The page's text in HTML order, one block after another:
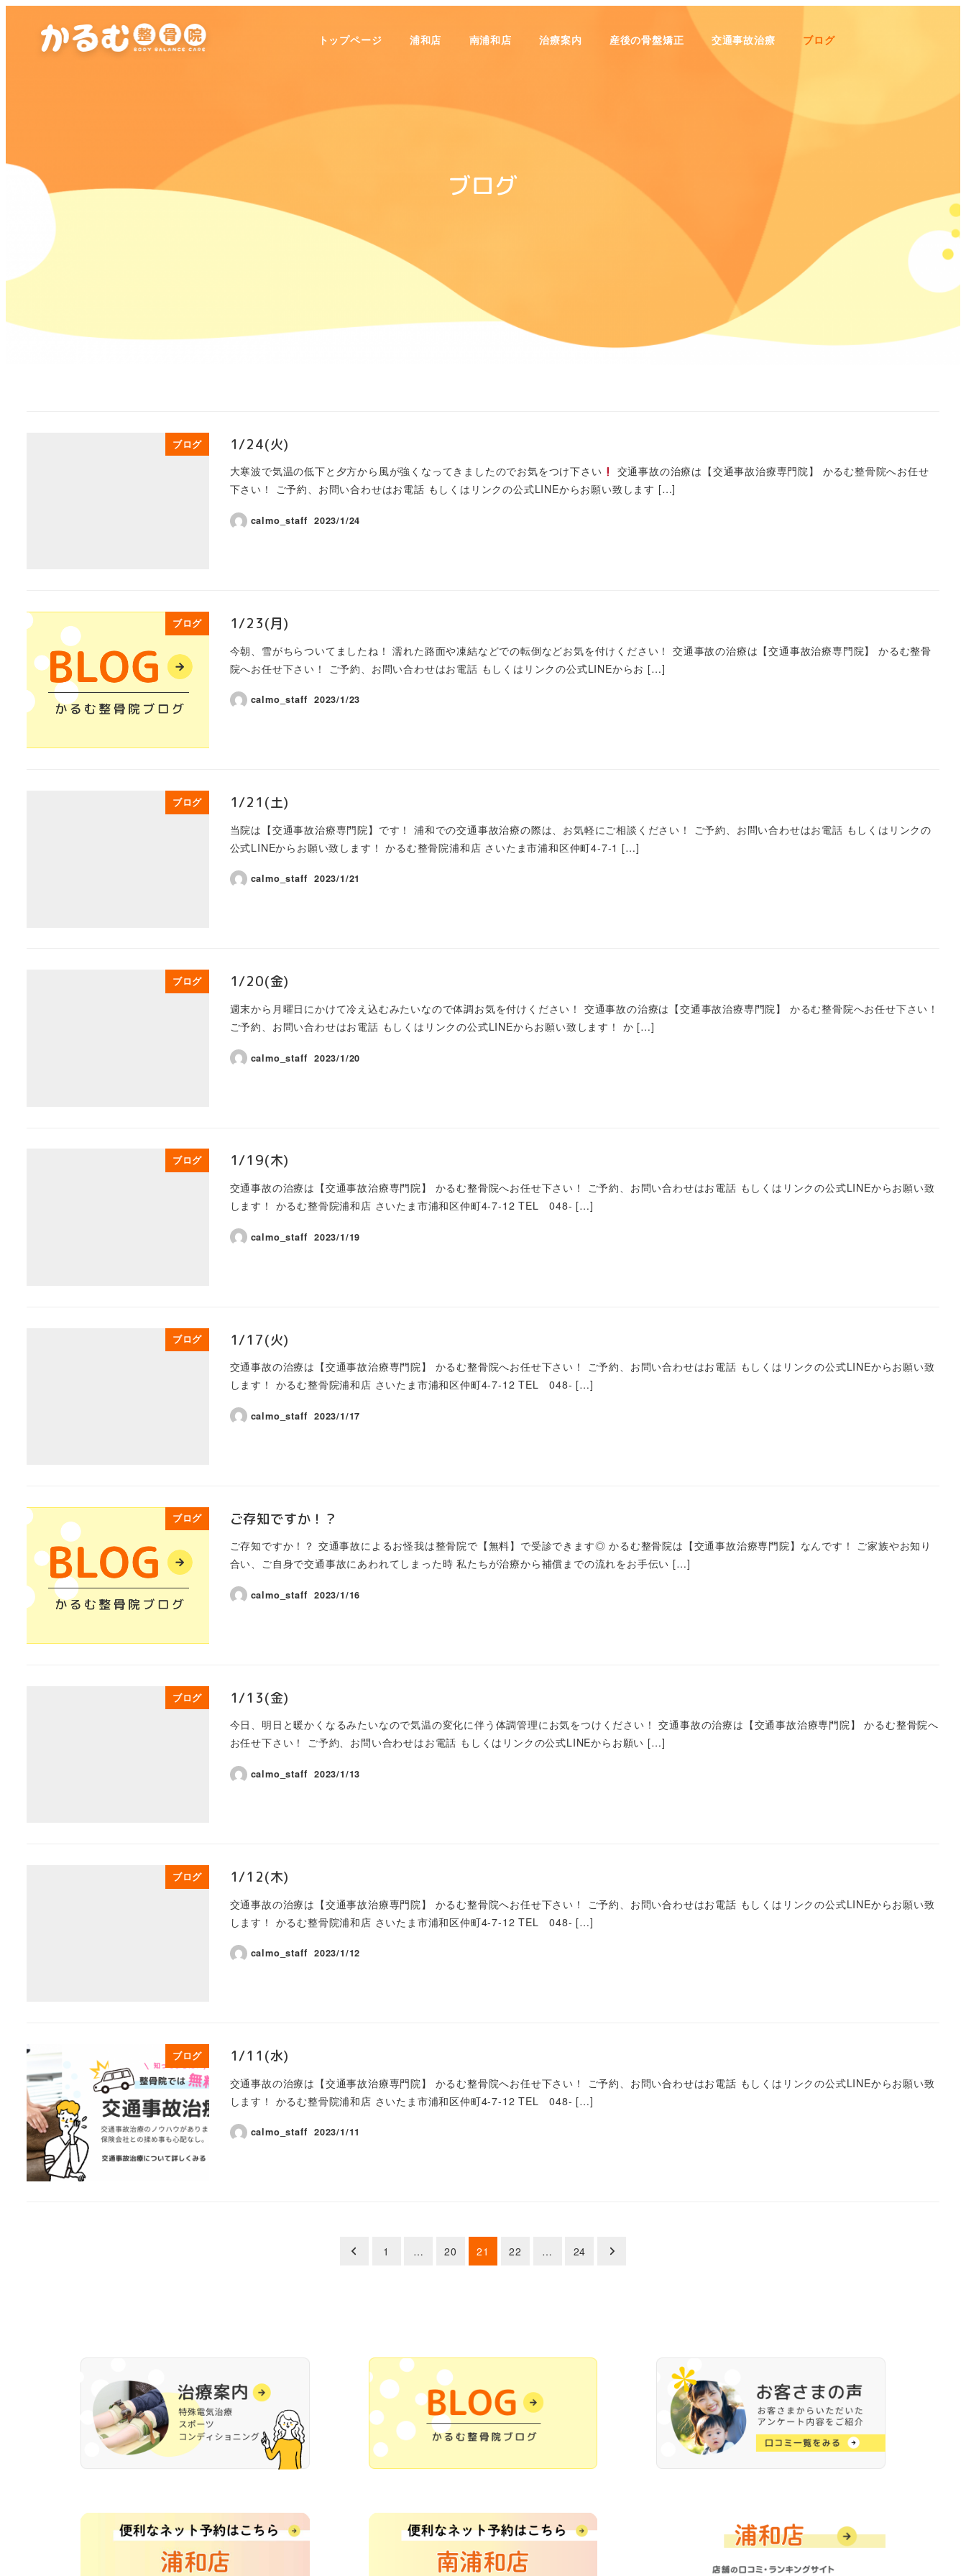
トップページ 浦和店 南浦和店 治療案内 産後の骨盤矯正 交通事故治療 ブログ
ブログ
ブログ 1/24(火)
大寒波で気温の低下と夕方から風が強くなってきましたのでお気をつけ下さい
交通事故の治療は【交通事故治療専門院】 かるむ整骨院へお任せ
下さい！ ご予約、お問い合わせはお電話 もしくはリンクの公式LINEからお願い致します […]
calmo_staff 2023/1/24
ブログ 1/23(月)
今朝、雪がちらついてましたね！ 濡れた路面や凍結などでの転倒などお気を付けください！ 交通事故の治療は【交通事故治療専門院】 かるむ整骨
院へお任せ下さい！ ご予約、お問い合わせはお電話 もしくはリンクの公式LINEからお […]
calmo_staff 2023/1/23
ブログ 1/21(土)
当院は【交通事故治療専門院】です！ 浦和での交通事故治療の際は、お気軽にご相談ください！ ご予約、お問い合わせはお電話 もしくはリンクの
公式LINEからお願い致します！ かるむ整骨院浦和店 さいたま市浦和区仲町4-7-1 […]
calmo_staff 2023/1/21
ブログ 1/20(金)
週末から月曜日にかけて冷え込むみたいなので体調お気を付けください！ 交通事故の治療は【交通事故治療専門院】 かるむ整骨院へお任せ下さい！
ご予約、お問い合わせはお電話 もしくはリンクの公式LINEからお願い致します！ か […]
calmo_staff 2023/1/20
ブログ 1/19(木)
交通事故の治療は【交通事故治療専門院】 かるむ整骨院へお任せ下さい！ ご予約、お問い合わせはお電話 もしくはリンクの公式LINEからお願い致
します！ かるむ整骨院浦和店 さいたま市浦和区仲町4-7-12 TEL 048- […]
calmo_staff 2023/1/19
ブログ 1/17(火)
交通事故の治療は【交通事故治療専門院】 かるむ整骨院へお任せ下さい！ ご予約、お問い合わせはお電話 もしくはリンクの公式LINEからお願い致
します！ かるむ整骨院浦和店 さいたま市浦和区仲町4-7-12 TEL 048- […]
calmo_staff 2023/1/17
ブログ ご存知ですか！？
ご存知ですか！？ 交通事故によるお怪我は整骨院で【無料】で受診できます◎ かるむ整骨院は【交通事故治療専門院】なんです！ ご家族やお知り
合い、ご自身で交通事故にあわれてしまった時 私たちが治療から補償までの流れをお手伝い […]
calmo_staff 2023/1/16
ブログ 1/13(金)
今日、明日と暖かくなるみたいなので気温の変化に伴う体調管理にお気をつけください！ 交通事故の治療は【交通事故治療専門院】 かるむ整骨院へ
お任せ下さい！ ご予約、お問い合わせはお電話 もしくはリンクの公式LINEからお願い […]
calmo_staff 2023/1/13
ブログ 1/12(木)
交通事故の治療は【交通事故治療専門院】 かるむ整骨院へお任せ下さい！ ご予約、お問い合わせはお電話 もしくはリンクの公式LINEからお願い致
します！ かるむ整骨院浦和店 さいたま市浦和区仲町4-7-12 TEL 048- […]
calmo_staff 2023/1/12
ブログ 1/11(水)
交通事故の治療は【交通事故治療専門院】 かるむ整骨院へお任せ下さい！ ご予約、お問い合わせはお電話 もしくはリンクの公式LINEからお願い致
します！ かるむ整骨院浦和店 さいたま市浦和区仲町4-7-12 TEL 048- […]
calmo_staff 2023/1/11
1 … 20 21 22 … 24